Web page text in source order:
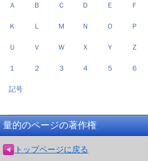
Ａ Ｂ Ｃ Ｄ Ｅ Ｆ
Ｋ Ｌ Ｍ Ｎ Ｏ Ｐ
Ｕ Ｖ Ｗ Ｘ Ｙ Ｚ
１ ２ ３ ４ ５ ６
記号
量的のページの著作権
トップページに戻る